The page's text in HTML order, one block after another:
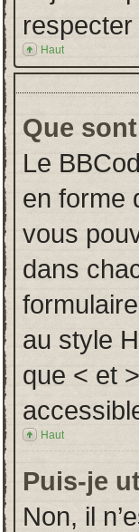
Haut
Que
Le
en forme
vous
dans
au style
que < et
Haut
Puis-je
Non, il